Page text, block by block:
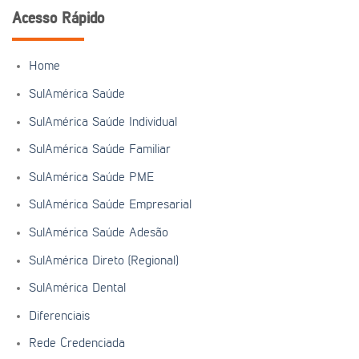
Acesso Rápido
Home
SulAmérica Saúde
SulAmérica Saúde Individual
SulAmérica Saúde Familiar
SulAmérica Saúde PME
SulAmérica Saúde Empresarial
SulAmérica Saúde Adesão
SulAmérica Direto (Regional)
SulAmérica Dental
Diferenciais
Rede Credenciada